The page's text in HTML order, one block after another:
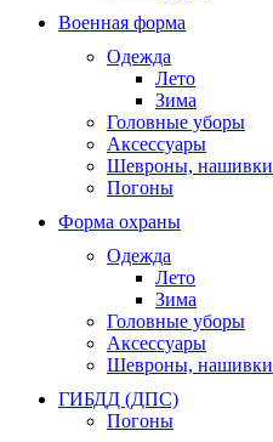
Военная форма
Одежда
Лето
Зима
Головные уборы
Аксессуары
Шевроны, нашивки
Погоны
Форма охраны
Одежда
Лето
Зима
Головные уборы
Аксессуары
Шевроны, нашивки
ГИБДД (ДПС)
Погоны